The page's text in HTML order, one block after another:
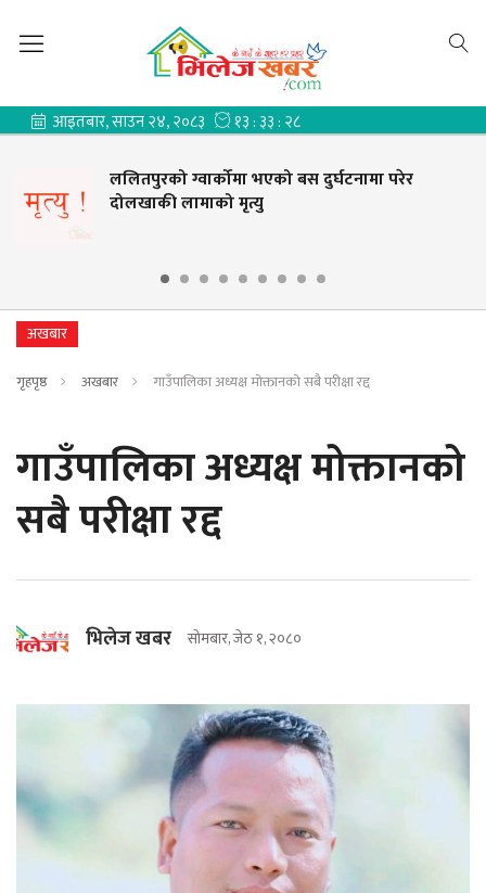
भएको बस दुर्घटनामा परेर
मृत्यु
जिल्ला
अखबार
गृहपृष्ठ अखबार गाउँपालिका अध्यक्ष मोक्तानको सबै परीक्षा रद्द
गाउँपालिका अध्यक्ष मोक्तानको
सबै परीक्षा रद्द
भिलेज खबर सोमबार, जेठ १, २०८०